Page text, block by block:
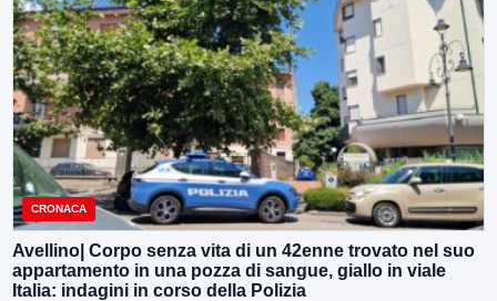
CRONACA
Avellino| Corpo senza vita di un 42enne trovato nel suo
appartamento in una pozza di sangue, giallo in viale
Italia: indagini in corso della Polizia